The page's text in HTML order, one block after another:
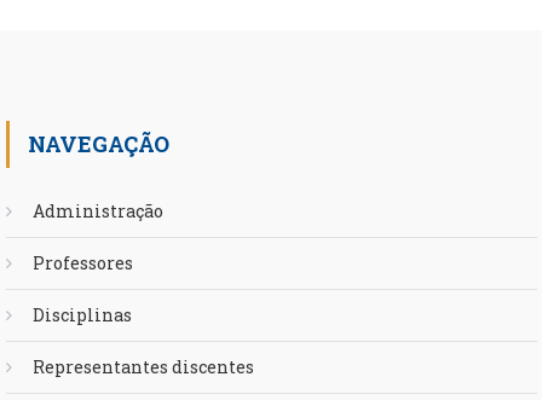
NAVEGAÇÃO
Administração
Professores
Disciplinas
Representantes discentes